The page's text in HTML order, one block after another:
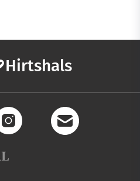
Hirtshals